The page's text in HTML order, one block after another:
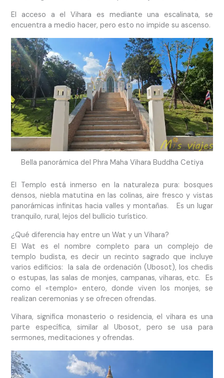
El acceso a el Vihara es mediante una escalinata, se
encuentra a medio hacer, pero esto no impide su ascenso.
Bella panorámica del Phra Maha Vihara Buddha Cetiya
El Templo está inmerso en la naturaleza pura: bosques
densos, niebla matutina en las colinas, aire fresco y vistas
panorámicas infinitas hacia valles y montañas. Es un lugar
tranquilo, rural, lejos del bullicio turístico.
¿Qué diferencia hay entre un Wat y un Vihara?
El Wat es el nombre completo para un complejo de
templo budista, es decir un recinto sagrado que incluye
varios edificios: la sala de ordenación (Ubosot), los chedis
o estupas, las salas de monjes, campanas, viharas, etc. Es
como el «templo» entero, donde viven los monjes, se
realizan ceremonias y se ofrecen ofrendas.
Vihara, significa monasterio o residencia, el vihara es una
parte específica, similar al Ubosot, pero se usa para
sermones, meditaciones y ofrendas.